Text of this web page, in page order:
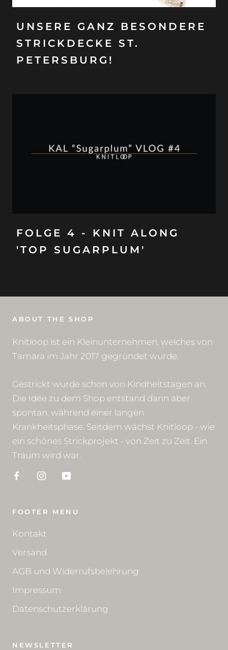
UNSERE GANZ BESONDERE
STRICKDECKE ST.
PETERSBURG!
FOLGE 4 - KNIT ALONG
'TOP SUGARPLUM'
ABOUT THE SHOP
Knitloop ist ein Kleinunternehmen, welches von
Tamara im Jahr 2017 gegründet wurde.
Gestrickt wurde schon von Kindheitstagen an.
Die Idee zu dem Shop entstand dann aber
spontan, während einer langen
Krankheitsphase. Seitdem wächst Knitloop - wie
ein schönes Strickprojekt - von Zeit zu Zeit. Ein
Traum wird war.
FOOTER MENU
Kontakt
Versand
AGB und Widerrufsbelehrung
Impressum
Datenschutzerklärung
NEWSLETTER